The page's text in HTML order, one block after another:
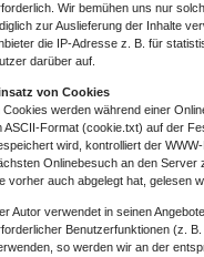
Wir bemühen uns nur
zur Auslieferung der Inhalte
die IP-Adresse z. B. für
darüber auf.
von Cookies
Cookies werden während einer
ASCII-Format (cookie.txt) auf der
wird, kontrolliert der
Onlinebesuch an den Server
vorher auch abgelegt hat, gelesen
Autor verwendet in seinen
Benutzerfunktionen (z.
so werden wir an der